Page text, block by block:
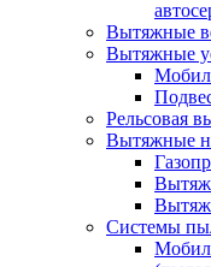
Вытяжные
Вытяжные
Рельсовая
Вытяжные
Системы